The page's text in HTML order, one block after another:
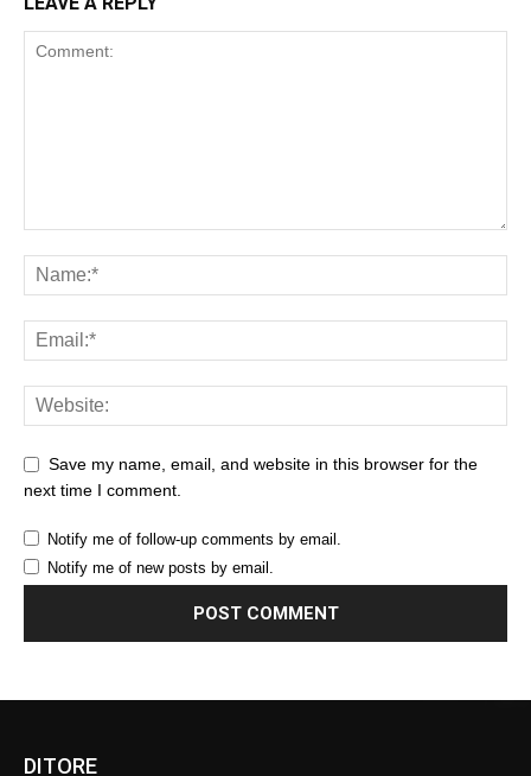
Save my name, email, and website in this browser for the
next time I comment.
Notify me of follow-up comments by email.
Notify me of new posts by email.
DITORE